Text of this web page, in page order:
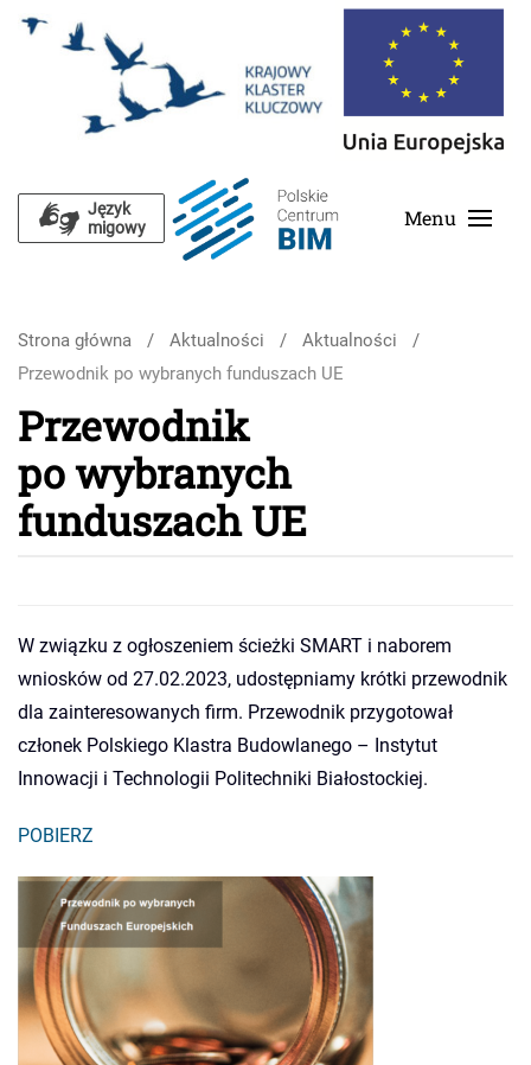
Skip to main content
Język
migowy
Menu
Strona główna Aktualności
Aktualności
Przewodnik po wybranych funduszach UE
Przewodnik
po wybranych
funduszach UE
W związku z ogłoszeniem ścieżki SMART i naborem
wniosków od 27.02.2023, udostępniamy krótki przewodnik
dla zainteresowanych firm. Przewodnik przygotował
członek Polskiego Klastra Budowlanego – Instytut
Innowacji i Technologii Politechniki Białostockiej.
POBIERZ